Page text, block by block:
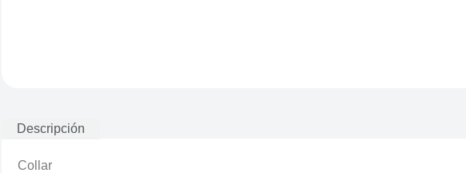
Descripción
Collar